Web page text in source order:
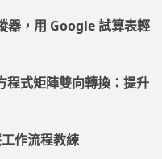
器，用 Google 試算表輕
式矩陣雙向轉換：提升
作流程教練